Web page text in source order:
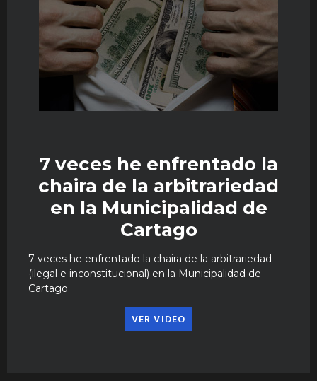
7 veces he enfrentado la
chaira de la arbitrariedad
en la Municipalidad de
Cartago
7 veces he enfrentado la chaira de la arbitrariedad
(ilegal e inconstitucional) en la Municipalidad de
Cartago
VER VIDEO